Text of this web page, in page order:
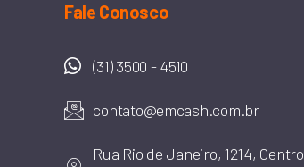
Fale Conosco
(31) 3500 - 4510
contato@emcash.com.br
Rua Rio de Janeiro, 1214, Centro